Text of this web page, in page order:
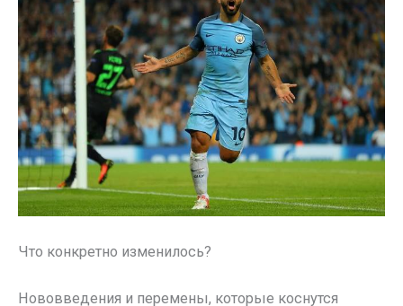
Что конкретно изменилось?
Нововведения и перемены, которые коснутся